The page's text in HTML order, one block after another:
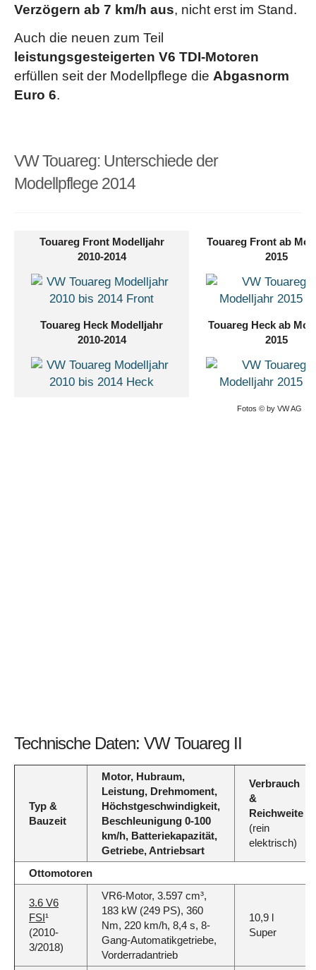
charakteristischen Lenkverhaltens, Tageszeit und
Fahrdauer Anzeichen einer eventuellen Müdigkeit des
Fahrers und gibt eine optische und akustische Warnung
aus)
Nebelscheinwerfer inkl. Abbiegelicht
Reifendruck-Kontrollsystem
Rückfahrkamera „Rear View“
Sicherheitsoptimierte Kopfstützen vorn
höheneinstellbar (ab Ausstattung "Exclusiv")
Spurwechselassistent „Side Assist“ und
Spurhalteassistent „Lane Assist“
(Optional)
Umgebungsansicht „Area View“
inkl.
Parkdistanzkontrolle
(Optional)
u.v.m.(siehe Broschüren & Preislisten
Verzögern ab 7 km/h aus, nicht erst im Stand.
Auch die neuen zum Teil
leistungsgesteigerten V6 TDI-Motoren
erfüllen seit der Modellpflege die Abgasnorm
Euro 6.
VW Touareg: Unterschiede der
Modellpflege 2014
Touareg Front Modelljahr
2010-2014
Touareg Front ab
2015
Touareg Heck Modelljahr
2010-2014
Touareg Heck ab
2015
Fotos © by VW AG
Technische Daten: VW Touareg II
Typ &
Bauzeit
Motor, Hubraum,
Leistung, Drehmoment,
Höchstgeschwindigkeit,
Beschleunigung 0-100
km/h, Batteriekapazität,
Getriebe, Antriebsart
Verbrauch
&
Reichweite
(rein
elektrisch)
Ottomotoren
3.6 V6
FSI¹
(2010-
3/2018)
VR6-Motor, 3.597 cm³,
183 kW (249 PS), 360
Nm, 220 km/h, 8,4 s, 8-
Gang-Automatikgetriebe,
Vorderradantrieb
10,9 l
Super